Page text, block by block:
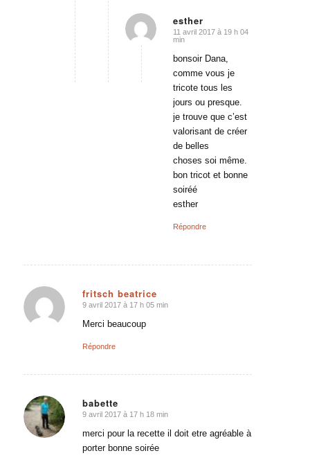
esther
dit
11 avril 2017 à 19 h 04
min
bonsoir Dana,
comme vous je
tricote tous les
jours ou presque.
je trouve que c’est
valorisant de créer
de belles
choses soi même.
bon tricot et bonne
soiréé
esther
Répondre
fritsch beatrice
dit
:
9 avril 2017 à 17 h 05 min
Merci beaucoup
Répondre
babette
dit
:
9 avril 2017 à 17 h 18 min
merci pour la recette il doit etre agréable à
porter bonne soirée